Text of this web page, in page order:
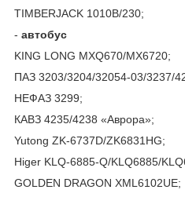
TIMBERJACK 1010B/230;
- автобус
KING LONG MXQ670/MX6720;
ПАЗ 3203/3204/32054-03/3237/
НЕФАЗ 3299;
КАВЗ 4235/4238 «Аврора»;
Yutong ZK-6737D/ZK6831HG;
Higer KLQ-6885-Q/KLQ6885/
GOLDEN DRAGON XML6102UE;